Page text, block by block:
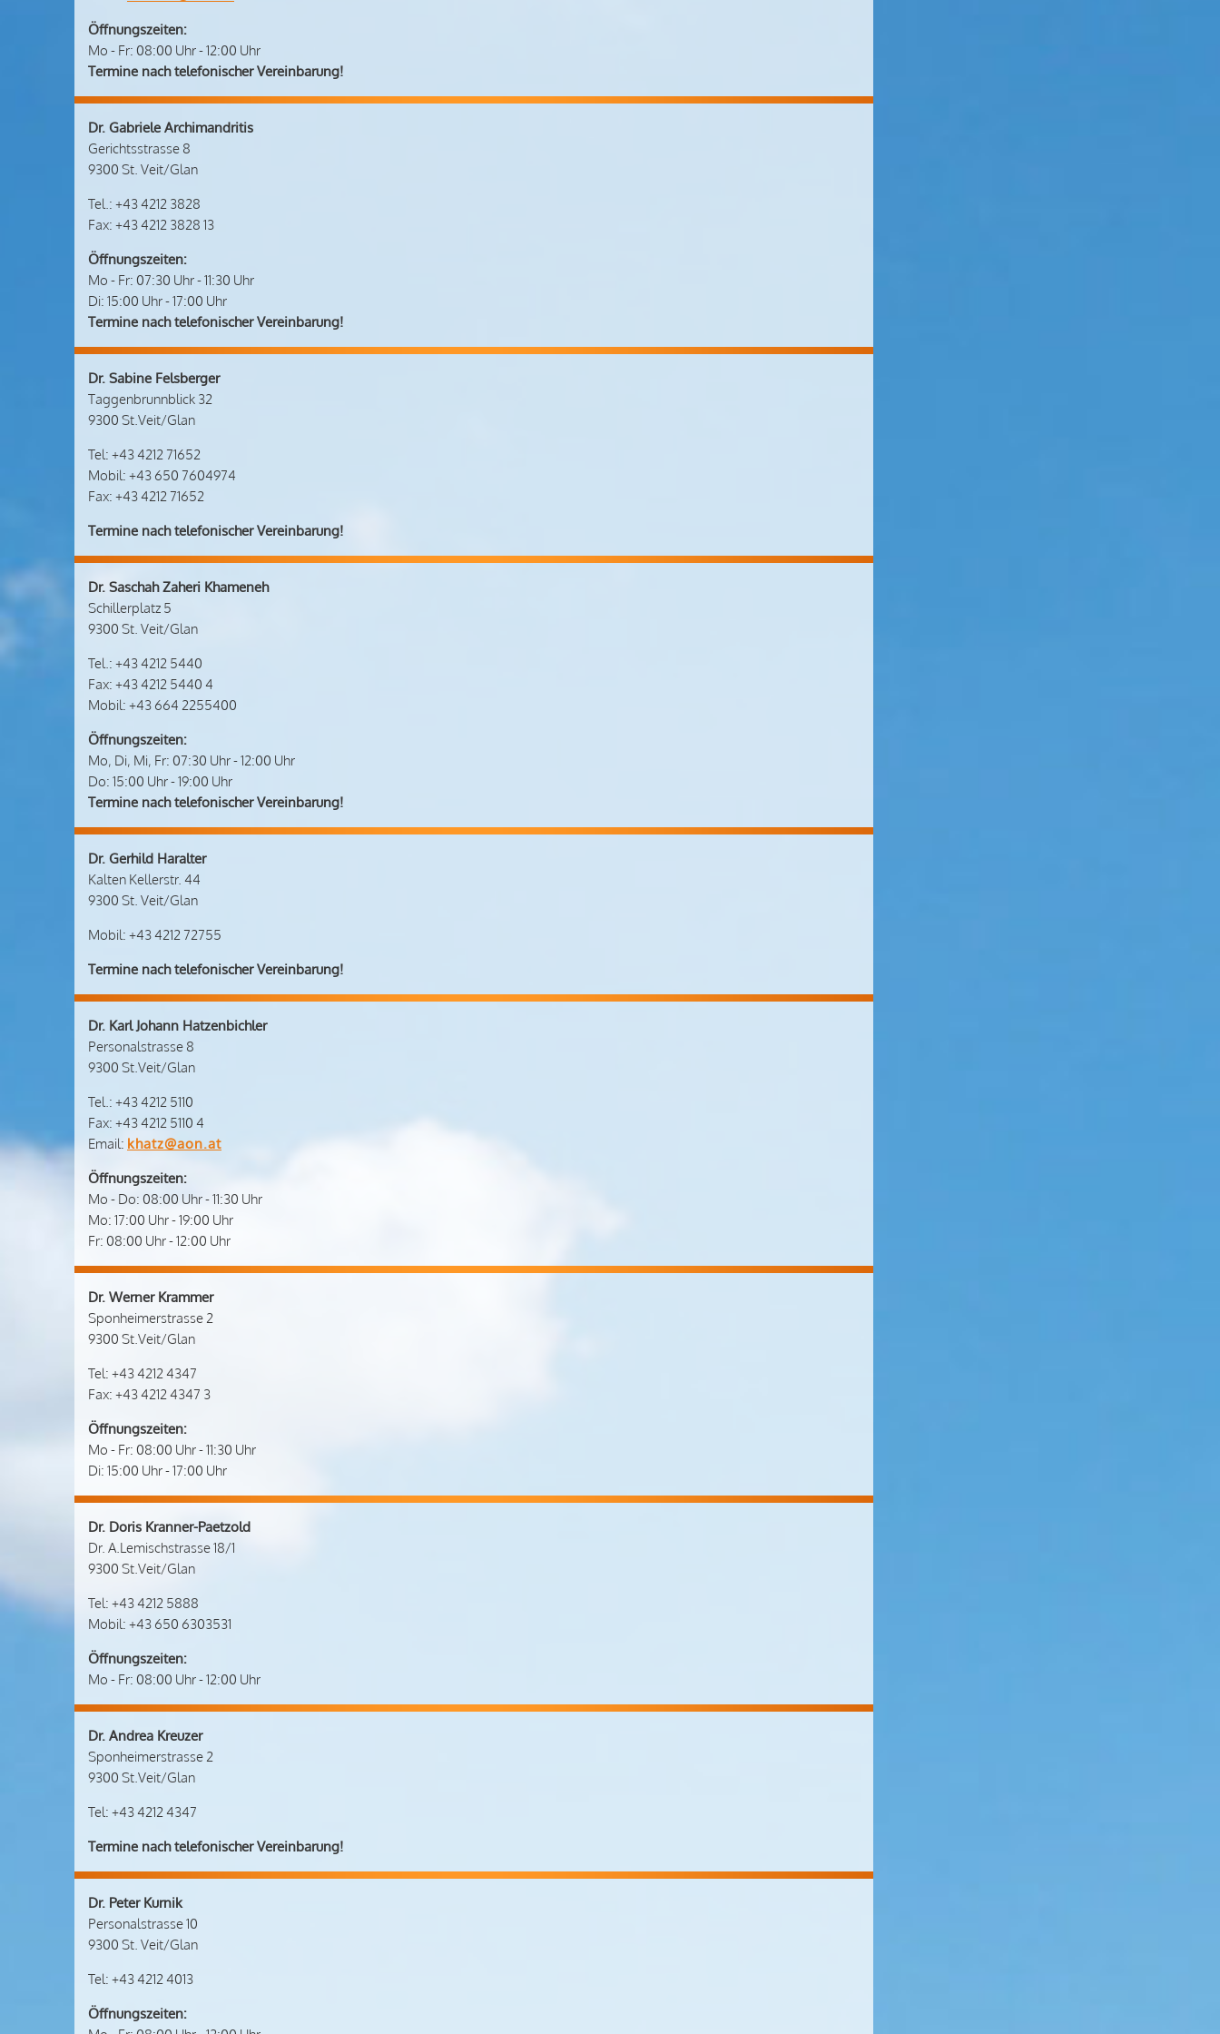
Öffnungszeiten:
Mo - Fr: 08:00 Uhr - 12:00 Uhr
Termine nach telefonischer Vereinbarung!
Dr. Gabriele Archimandritis
Gerichtsstrasse 8
9300 St. Veit/Glan
Tel.: +43 4212 3828
Fax: +43 4212 3828 13
Öffnungszeiten:
Mo - Fr: 07:30 Uhr - 11:30 Uhr
Di: 15:00 Uhr - 17:00 Uhr
Termine nach telefonischer Vereinbarung!
Dr. Sabine Felsberger
Taggenbrunnblick 32
9300 St.Veit/Glan
Tel: +43 4212 71652
Mobil: +43 650 7604974
Fax: +43 4212 71652
Termine nach telefonischer Vereinbarung!
Dr. Saschah Zaheri Khameneh
Schillerplatz 5
9300 St. Veit/Glan
Tel.: +43 4212 5440
Fax: +43 4212 5440 4
Mobil: +43 664 2255400
Öffnungszeiten:
Mo, Di, Mi, Fr: 07:30 Uhr - 12:00 Uhr
Do: 15:00 Uhr - 19:00 Uhr
Termine nach telefonischer Vereinbarung!
Dr. Gerhild Haralter
Kalten Kellerstr. 44
9300 St. Veit/Glan
Mobil: +43 4212 72755
Termine nach telefonischer Vereinbarung!
Dr. Karl Johann Hatzenbichler
Personalstrasse 8
9300 St.Veit/Glan
Tel.: +43 4212 5110
Fax: +43 4212 5110 4
Email: khatz@aon.at
Öffnungszeiten:
Mo - Do: 08:00 Uhr - 11:30 Uhr
Mo: 17:00 Uhr - 19:00 Uhr
Fr: 08:00 Uhr - 12:00 Uhr
Dr. Werner Krammer
Sponheimerstrasse 2
9300 St.Veit/Glan
Tel: +43 4212 4347
Fax: +43 4212 4347 3
Öffnungszeiten:
Mo - Fr: 08:00 Uhr - 11:30 Uhr
Di: 15:00 Uhr - 17:00 Uhr
Dr. Doris Kranner-Paetzold
Dr. A.Lemischstrasse 18/1
9300 St.Veit/Glan
Tel: +43 4212 5888
Mobil: +43 650 6303531
Öffnungszeiten:
Mo - Fr: 08:00 Uhr - 12:00 Uhr
Dr. Andrea Kreuzer
Sponheimerstrasse 2
9300 St.Veit/Glan
Tel: +43 4212 4347
Termine nach telefonischer Vereinbarung!
Dr. Peter Kurnik
Personalstrasse 10
9300 St. Veit/Glan
Tel: +43 4212 4013
Öffnungszeiten: